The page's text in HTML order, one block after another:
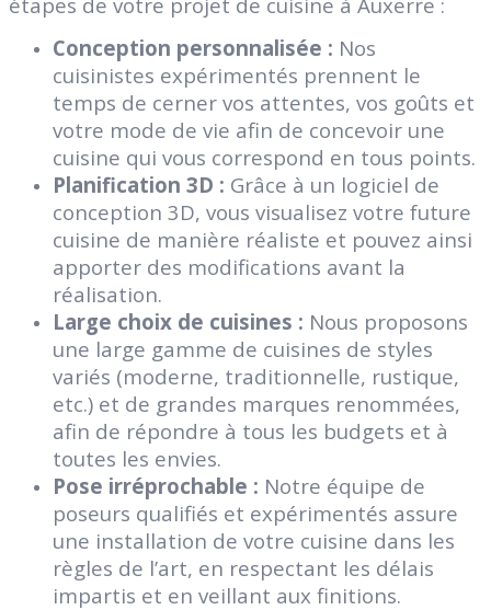
Conception personnalisée : Nos
cuisinistes expérimentés prennent le
temps de cerner vos attentes, vos goûts et
votre mode de vie afin de concevoir une
cuisine qui vous correspond en tous points.
Planification 3D : Grâce à un logiciel de
conception 3D, vous visualisez votre future
cuisine de manière réaliste et pouvez ainsi
apporter des modifications avant la
réalisation.
Large choix de cuisines : Nous proposons
une large gamme de cuisines de styles
variés (moderne, traditionnelle, rustique,
etc.) et de grandes marques renommées,
afin de répondre à tous les budgets et à
toutes les envies.
Pose irréprochable : Notre équipe de
poseurs qualifiés et expérimentés assure
une installation de votre cuisine dans les
règles de l’art, en respectant les délais
impartis et en veillant aux finitions.